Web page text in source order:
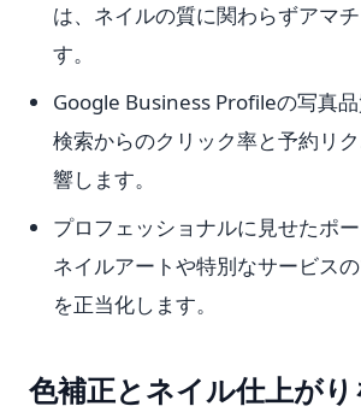
は、ネイルの質に関わらずアマ
す。
Google Business Profileの写真
検索からのクリック率と予約リ
響します。
プロフェッショナルに見せたポー
ネイルアートや特別なサービス
を正当化します。
色補正とネイル仕上が